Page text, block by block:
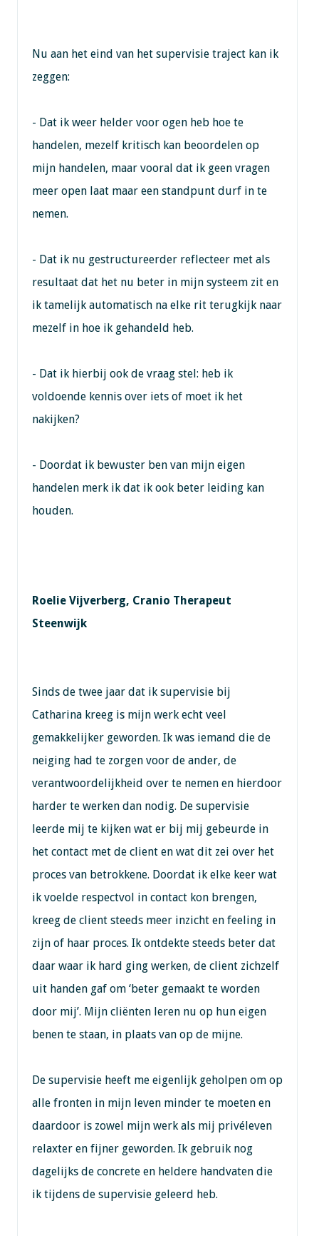
Nu aan het eind van het supervisie traject kan ik
zeggen:
- Dat ik weer helder voor ogen heb hoe te
handelen, mezelf kritisch kan beoordelen op
mijn handelen, maar vooral dat ik geen vragen
meer open laat maar een standpunt durf in te
nemen.
- Dat ik nu gestructureerder reflecteer met als
resultaat dat het nu beter in mijn systeem zit en
ik tamelijk automatisch na elke rit terugkijk naar
mezelf in hoe ik gehandeld heb.
- Dat ik hierbij ook de vraag stel: heb ik
voldoende kennis over iets of moet ik het
nakijken?
- Doordat ik bewuster ben van mijn eigen
handelen merk ik dat ik ook beter leiding kan
houden.
Roelie Vijverberg, Cranio Therapeut
Steenwijk
Sinds de twee jaar dat ik supervisie bij
Catharina kreeg is mijn werk echt veel
gemakkelijker geworden. Ik was iemand die de
neiging had te zorgen voor de ander, de
verantwoordelijkheid over te nemen en hierdoor
harder te werken dan nodig. De supervisie
leerde mij te kijken wat er bij mij gebeurde in
het contact met de client en wat dit zei over het
proces van betrokkene. Doordat ik elke keer wat
ik voelde respectvol in contact kon brengen,
kreeg de client steeds meer inzicht en feeling in
zijn of haar proces. Ik ontdekte steeds beter dat
daar waar ik hard ging werken, de client zichzelf
uit handen gaf om ‘beter gemaakt te worden
door mij’. Mijn cliënten leren nu op hun eigen
benen te staan, in plaats van op de mijne.
De supervisie heeft me eigenlijk geholpen om op
alle fronten in mijn leven minder te moeten en
daardoor is zowel mijn werk als mij privéleven
relaxter en fijner geworden. Ik gebruik nog
dagelijks de concrete en heldere handvaten die
ik tijdens de supervisie geleerd heb.